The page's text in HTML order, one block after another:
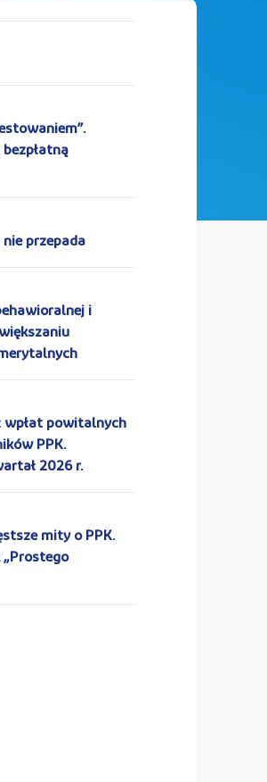
nie przepada
i
wpłat powitalnych
PPK.
2026 r.
mity o PPK.
„Prostego